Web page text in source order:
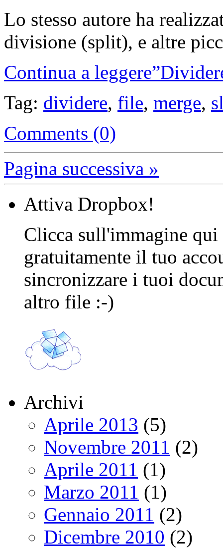
Lo stesso autore ha
divisione (split), e altre
Continua a
Tag: dividere, file, merge,
Comments (0)
Pagina successiva »
Attiva Dropbox!
Clicca sull'immagine
gratuitamente il tuo
sincronizzare i tuoi
altro file :-)
Archivi
Aprile 2013 (5)
Novembre 2011 (2)
Aprile 2011 (1)
Marzo 2011 (1)
Gennaio 2011 (2)
Dicembre 2010 (2)